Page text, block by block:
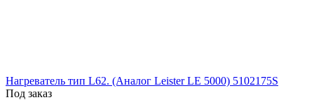
Нагреватель тип L62. (Аналог Leister LE 5000) 5102175S
Под заказ